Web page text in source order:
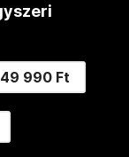
49 990 Ft